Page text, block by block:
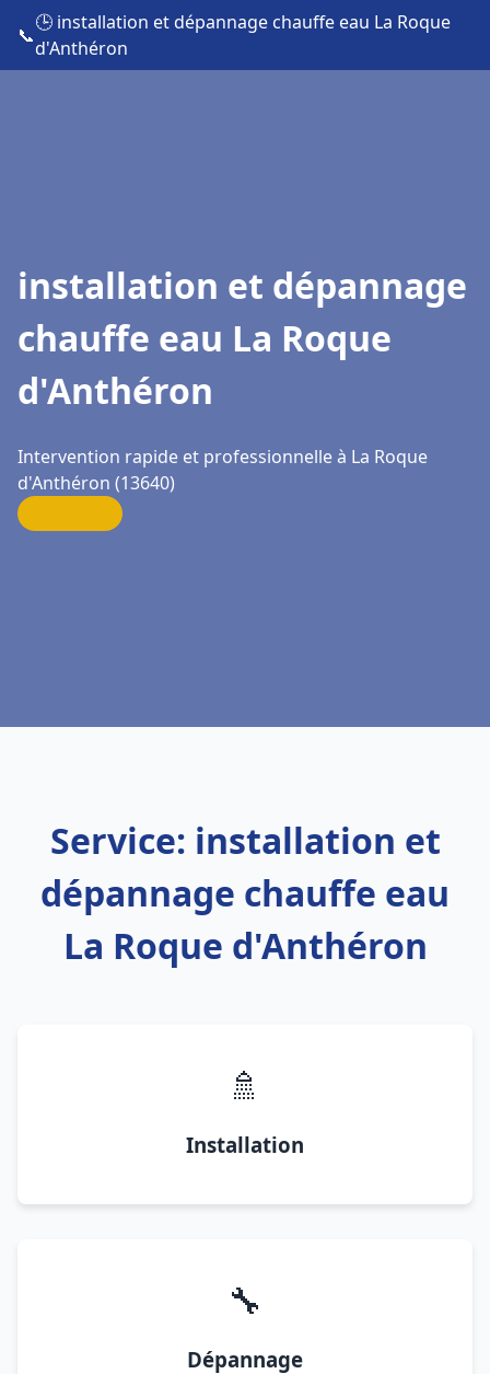
📞
🕒 installation et dépannage chauffe eau La Roque
d'Anthéron
installation et dépannage
chauffe eau La Roque
d'Anthéron
Intervention rapide et professionnelle à La Roque
d'Anthéron (13640)
Service: installation et
dépannage chauffe eau
La Roque d'Anthéron
🚿
Installation
🔧
Dépannage